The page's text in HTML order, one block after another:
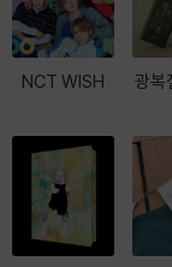
NCT WISH 광복